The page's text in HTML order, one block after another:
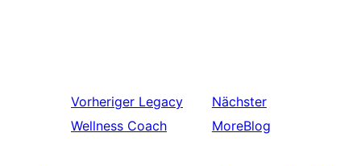
Vorheriger Legacy
Wellness Coach
Nächster
MoreBlog